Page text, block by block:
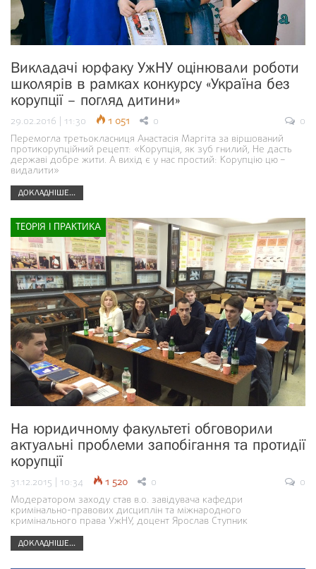
Викладачі юрфаку УжНУ оцінювали роботи
школярів в рамках конкурсу «Україна без
корупції – погляд дитини»
29.02.2016 | 11:30 1 051 0
0
Перемогла третьокласниця Анастасія Маргіта за віршований
протикорупційний рецепт: «Корупція, як зуб гнилий, Не дасть
державі добре жити. А вихід є у нас простий: Корупцію цю –
видалити»
ДОКЛАДНІШЕ...
ТЕОРІЯ І ПРАКТИКА
На юридичному факультеті обговорили
актуальні проблеми запобігання та протидії
корупції
31.12.2015 | 10:34 1 520 0
0
Модератором заходу став в.о. завідувача кафедри
кримінально-правових дисциплін та міжнародного
кримінального права УжНУ, доцент Ярослав Ступник
ДОКЛАДНІШЕ...